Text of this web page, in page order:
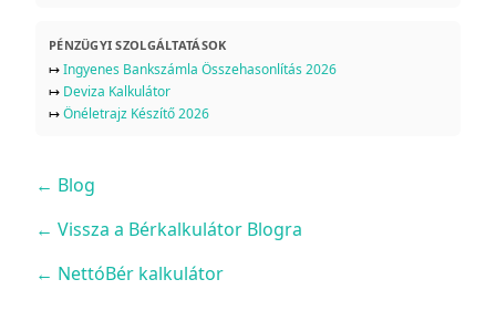
PÉNZÜGYI SZOLGÁLTATÁSOK
↦Ingyenes Bankszámla Összehasonlítás 2026
↦ Deviza Kalkulátor
↦Önéletrajz Készítő 2026
← Blog
← Vissza a Bérkalkulátor Blogra
← NettóBér kalkulátor